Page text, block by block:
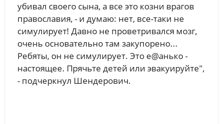
убивал своего сына, а все это козни врагов
православия, - и думаю: нет, все-таки не
симулирует! Давно не проветривался мозг,
очень основательно там закупорено...
Ребяты, он не симулирует. Это е@анько -
настоящее. Прячьте детей или эвакуируйте",
- подчеркнул Шендерович.